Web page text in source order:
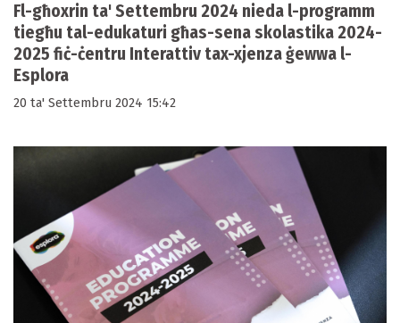
Fl-għoxrin ta' Settembru 2024 nieda l-programm
tiegħu tal-edukaturi għas-sena skolastika 2024-
2025 fiċ-ċentru Interattiv tax-xjenza ġewwa l-
Esplora
20 ta' Settembru 2024 15:42